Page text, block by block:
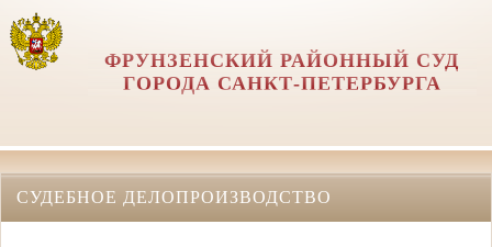
ФРУНЗЕНСКИЙ РАЙОННЫЙ СУД
ГОРОДА САНКТ-ПЕТЕРБУРГА
СУДЕБНОЕ ДЕЛОПРОИЗВОДСТВО